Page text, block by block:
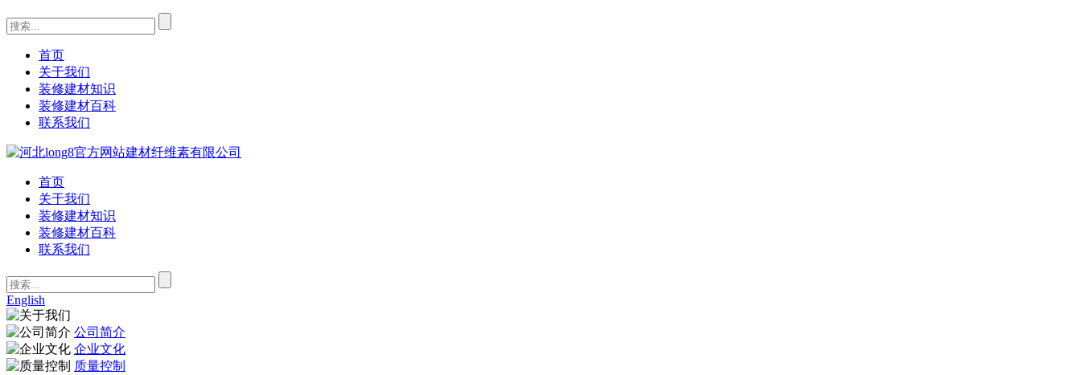
首页
关于我们
装修建材知识
装修建材百科
联系我们
首页
关于我们
装修建材知识
装修建材百科
联系我们
English
公司简介
企业文化
质量控制